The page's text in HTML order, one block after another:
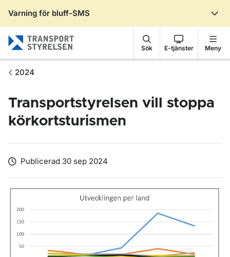
Varning för bluff-SMS
Sök E-tjänster Meny
2024
Transportstyrelsen vill stoppa
körkortsturismen
Publicerad 30 sep 2024